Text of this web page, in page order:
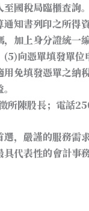
至國稅局臨櫃查詢
通知書列印之所得
，加上身分證統一
向憑單填發單位
用免填發憑單之納
所陳股長；電話
選，嚴謹的服務需
具代表性的會計事